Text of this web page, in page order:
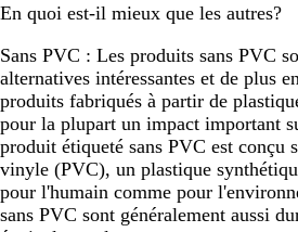
En quoi est-il mieux que les autres?
Sans PVC : Les produits sans PVC
alternatives intéressantes et de plus
produits fabriqués à partir de
pour la plupart un impact important
produit étiqueté sans PVC est conçu
vinyle (PVC), un plastique
pour l'humain comme pour
sans PVC sont généralement aussi